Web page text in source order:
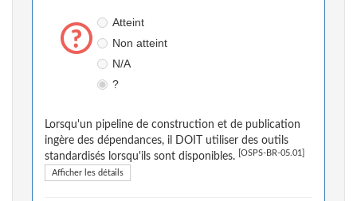
Atteint
Non atteint
N/A
?
Lorsqu'un pipeline de construction et de publication
ingère des dépendances, il DOIT utiliser des outils
standardisés lorsqu'ils sont disponibles.
[OSPS-BR-05.01]
Afficher les détails